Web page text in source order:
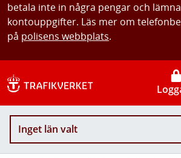
betala inte in några pengar och
kontouppgifter. Läs mer om
på polisens webbplats.
Inget län valt